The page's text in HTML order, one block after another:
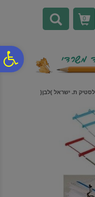
0
ת. ישראל )לבן(